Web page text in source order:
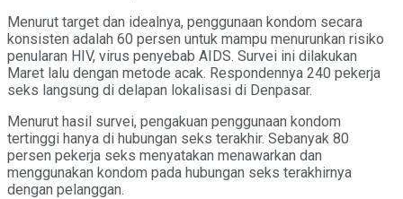
Menurut target dan idealnya, penggunaan kondom secara
konsisten adalah 60 persen untuk mampu menurunkan risiko
penularan HIV, virus penyebab AIDS. Survei ini dilakukan
Maret lalu dengan metode acak. Respondennya 240 pekerja
seks langsung di delapan lokalisasi di Denpasar.
Menurut hasil survei, pengakuan penggunaan kondom
tertinggi hanya di hubungan seks terakhir. Sebanyak 80
persen pekerja seks menyatakan menawarkan dan
menggunakan kondom pada hubungan seks terakhirnya
dengan pelanggan.